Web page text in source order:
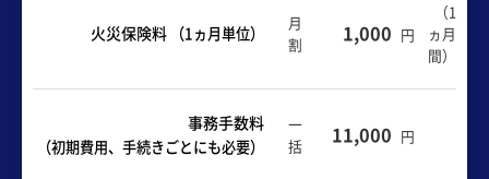
火災保険料 （1ヵ月単位）
月
割
1,000 円
（1
ヵ月
間）
事務手数料
（初期費用、手続きごとにも必要）
一
括
11,000 円